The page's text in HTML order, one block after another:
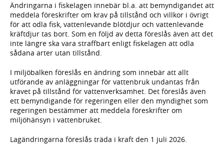
Ändringarna i fiskelagen innebär bl.a. att bemyndigandet att
meddela föreskrifter om krav på tillstånd och villkor i övrigt
för att odla fisk, vattenlevande blötdjur och vattenlevande
kräftdjur tas bort. Som en följd av detta föreslås även att det
inte längre ska vara straffbart enligt fiskelagen att odla
sådana arter utan tillstånd.
I miljöbalken föreslås en ändring som innebär att allt
utförande av anläggningar för vattenbruk undantas från
kravet på tillstånd för vattenverksamhet. Det föreslås även
ett bemyndigande för regeringen eller den myndighet som
regeringen bestämmer att meddela föreskrifter om
miljöhänsyn i vattenbruket.
Lagändringarna föreslås träda i kraft den 1 juli 2026.